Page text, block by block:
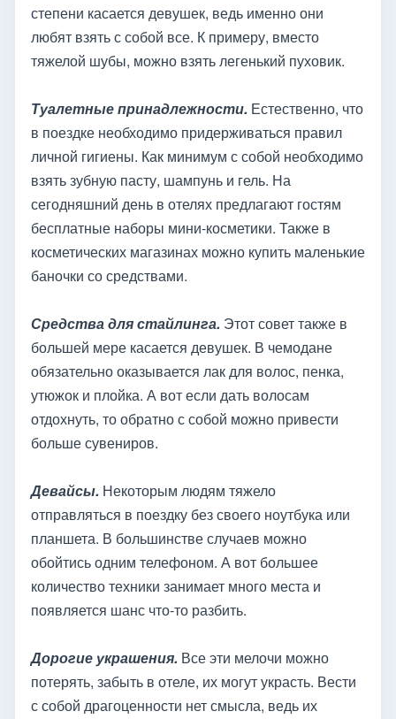
степени касается девушек, ведь именно они
любят взять с собой все. К примеру, вместо
тяжелой шубы, можно взять легенький пуховик.
Туалетные принадлежности. Естественно, что
в поездке необходимо придерживаться правил
личной гигиены. Как минимум с собой необходимо
взять зубную пасту, шампунь и гель. На
сегодняшний день в отелях предлагают гостям
бесплатные наборы мини-косметики. Также в
косметических магазинах можно купить маленькие
баночки со средствами.
Средства для стайлинга. Этот совет также в
большей мере касается девушек. В чемодане
обязательно оказывается лак для волос, пенка,
утюжок и плойка. А вот если дать волосам
отдохнуть, то обратно с собой можно привести
больше сувениров.
Девайсы. Некоторым людям тяжело
отправляться в поездку без своего ноутбука или
планшета. В большинстве случаев можно
обойтись одним телефоном. А вот большее
количество техники занимает много места и
появляется шанс что-то разбить.
Дорогие украшения. Все эти мелочи можно
потерять, забыть в отеле, их могут украсть. Вести
с собой драгоценности нет смысла, ведь их